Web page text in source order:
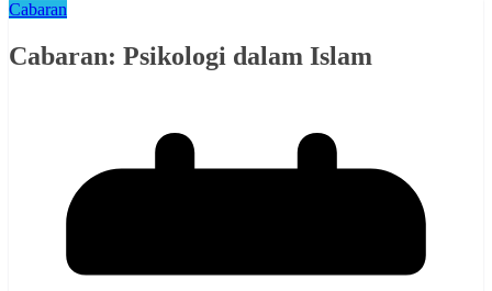
Cabaran
Cabaran: Psikologi dalam Islam